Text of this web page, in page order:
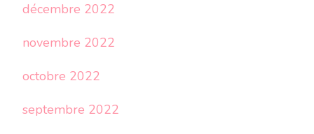
décembre 2022
novembre 2022
octobre 2022
septembre 2022